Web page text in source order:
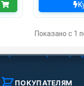
Показано с 1
ПОКУПАТЕЛЯМ